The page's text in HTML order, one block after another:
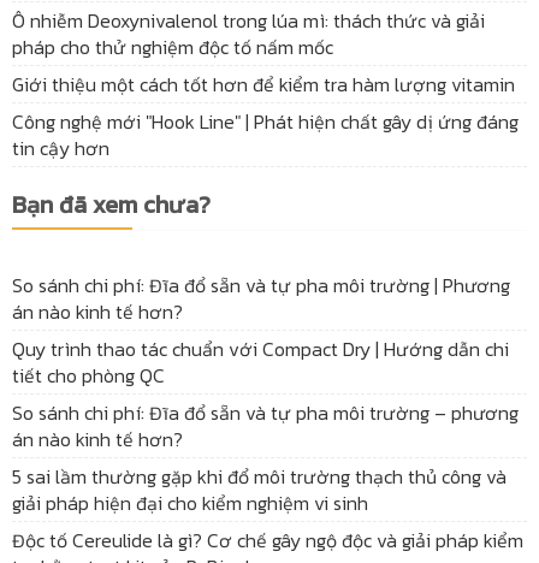
Ô nhiễm Deoxynivalenol trong lúa mì: thách thức và giải
pháp cho thử nghiệm độc tố nấm mốc
Giới thiệu một cách tốt hơn để kiểm tra hàm lượng vitamin
Công nghệ mới "Hook Line" | Phát hiện chất gây dị ứng đáng
tin cậy hơn
Bạn đã xem chưa?
So sánh chi phí: Đĩa đổ sẵn và tự pha môi trường | Phương
án nào kinh tế hơn?
Quy trình thao tác chuẩn với Compact Dry | Hướng dẫn chi
tiết cho phòng QC
So sánh chi phí: Đĩa đổ sẵn và tự pha môi trường – phương
án nào kinh tế hơn?
5 sai lầm thường gặp khi đổ môi trường thạch thủ công và
giải pháp hiện đại cho kiểm nghiệm vi sinh
Độc tố Cereulide là gì? Cơ chế gây ngộ độc và giải pháp kiểm